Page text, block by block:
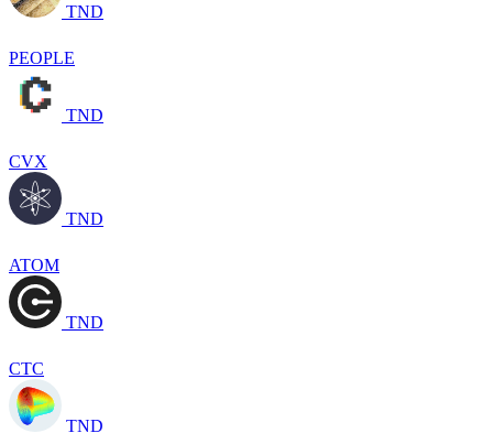
TND
PEOPLE
TND
CVX
TND
ATOM
TND
CTC
TND